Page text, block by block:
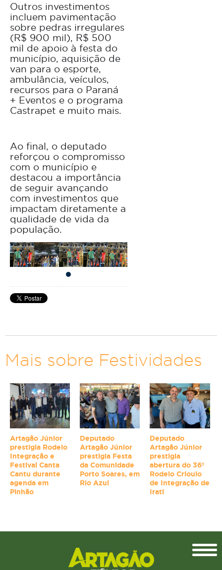
Outros investimentos
incluem pavimentação
sobre pedras irregulares
(R$ 900 mil), R$ 500
mil de apoio à festa do
município, aquisição de
van para o esporte,
ambulância, veículos,
recursos para o Paraná
+ Eventos e o programa
Castrapet e muito mais.
Ao final, o deputado
reforçou o compromisso
com o município e
destacou a importância
de seguir avançando
com investimentos que
impactam diretamente a
qualidade de vida da
população.
Mais sobre Festividades
Artagão Júnior
prestigia Rodeio
Integração e
Festival Canta
Cantu durante
agenda em
Pinhão
Deputado
Artagão Júnior
prestigia Festa
da Comunidade
Porto Soares, em
Rio Azul
Deputado
Artagão Júnior
prestigia
abertura do 36º
Rodeio Crioulo
de Integração de
Irati